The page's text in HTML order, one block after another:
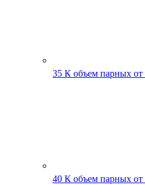
35 К объем парных от
40 К объем парных от